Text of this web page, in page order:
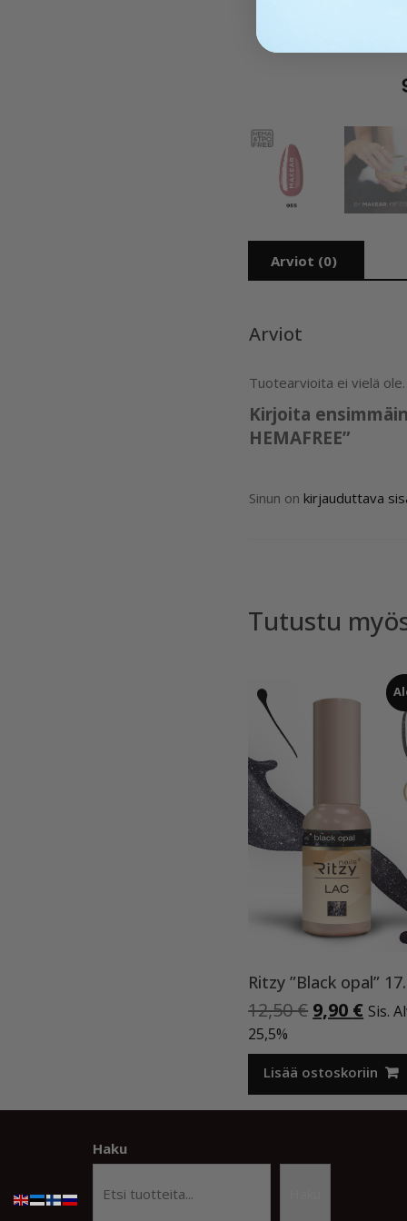
Arviot (0)
Arviot
Tuotearvioita ei vielä ole.
Kirjoita
HEMAFREE”
Sinun on kirjauduttava
Tutustu
Ritzy
12,50€
oli:
12,50 €.
9,90 €
on:
9,90
Sis.
25,5%
Lisää ostoskoriin
Haku